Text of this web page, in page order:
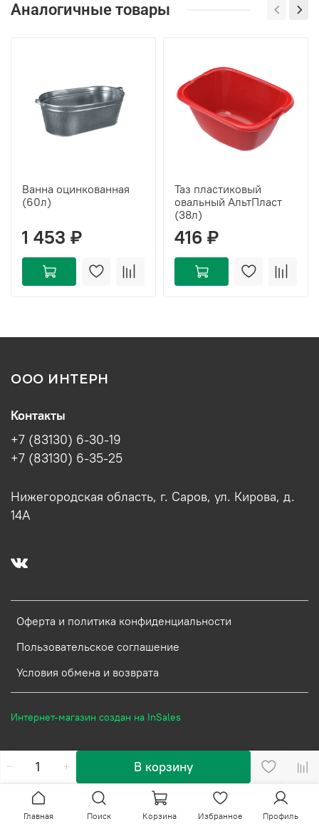
В корзину
Аналогичные товары
Ванна оцинкованная
(60л)
1 453 ₽
Таз пластиковый
овальный АльтПласт
(38л)
416 ₽
ООО ИНТЕРН
Оферта и политика конфиденциальности
Пользовательское соглашение
Условия обмена и возврата
Контакты
+7 (83130) 6-30-19
+7 (83130) 6-35-25
Нижегородская область, г. Саров, ул. Кирова, д.
14А
Интернет-магазин создан на InSales
Главная Поиск Корзина Избранное Профиль